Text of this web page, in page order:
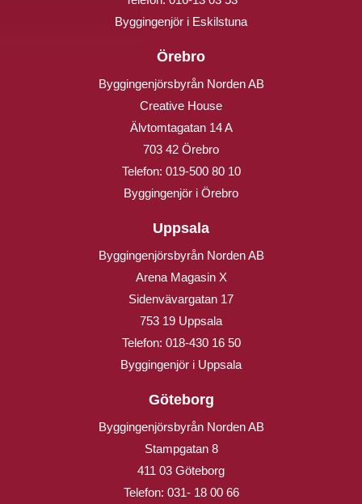
Byggingenjör i Eskilstuna
Örebro
Byggingenjörsbyrån Norden AB
Creative House
Älvtomtagatan 14 A
703 42 Örebro
Telefon: 019-500 80 10
Byggingenjör i Örebro
Uppsala
Byggingenjörsbyrån Norden AB
Arena Magasin X
Sidenvävargatan 17
753 19 Uppsala
Telefon: 018-430 16 50
Byggingenjör i Uppsala
Göteborg
Byggingenjörsbyrån Norden AB
Stampgatan 8
411 03 Göteborg
Telefon: 031- 18 00 66